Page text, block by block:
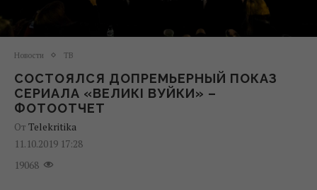
Новости ТВ
СОСТОЯЛСЯ ДОПРЕМЬЕРНЫЙ ПОКАЗ
СЕРИАЛА «ВЕЛИКІ ВУЙКИ» –
ФОТООТЧЕТ
От Telekritika
11.10.2019 17:28
19068